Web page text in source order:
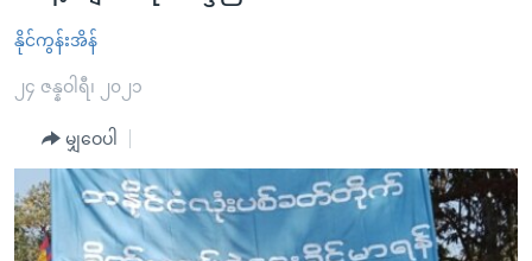
များ
ပင်မ
ကျော်
ကြည့်
ရန်
နိုင်ငံတကာ
အမေရိကန်
အစ္စရေး-ပါလက်စတိုင်း
ဗွီဒီယို
သတင်းလွတ်လပ်ခွင့်
အင်္ဂလိပ်စာလေ့လာမယ်
အမေရိကန်သုံးအီဒီယံ
မကြေးမုံရဲ့ အင်္ဂလိပ်စာ
အပတ်စဉ်ကဏ္ဍများ
ရေဒီယို
ရေဒီယိုနှင့်ရုပ်သံ အချက်အလက်များ
နိုင်ကွန်းအိန်
၂၄ ဇန္နဝါရီ၊ ၂၀၂၁
မျှဝေပါ